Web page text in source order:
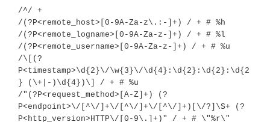
/^/ +
/(?P<remote_host>[0-9A-Za-z\.:-]+) / + # %h
/(?P<remote_logname>[0-9A-Za-z-]+) / + # %l
/(?P<remote_username>[0-9A-Za-z-]+) / + # %u
/\[(?
P<timestamp>\d{2}\/\w{3}\/\d{4}:\d{2}:\d{2}:\d{2
} (\+|-)\d{4})\] / + # %u
/"(?P<request_method>[A-Z]+) (?
P<endpoint>\/[^\/]+\/[^\/]+\/[^\/]+)[\/?]\S+ (?
P<http_version>HTTP\/[0-9\.]+)" / + # \"%r\"